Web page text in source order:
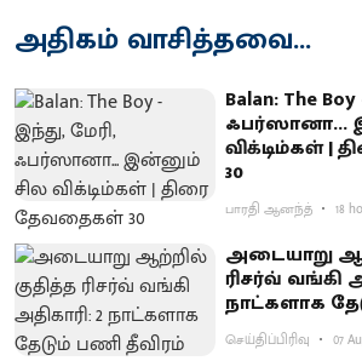
அதிகம் வாசித்தவை...
Balan: The
ஃபர்ஸானா...
விக்டிம்கள் |
30
பாரதி ஆனந்த் 18
அடையாறு
ரிசர்வ் வங்கி
நாட்களாக
செய்திப்பிரிவு 07